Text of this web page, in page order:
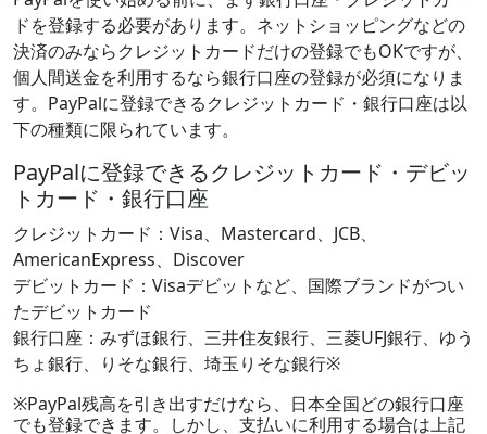
ドを登録する必要があります。ネットショッピングなどの
決済のみならクレジットカードだけの登録でもOKですが、
個人間送金を利用するなら銀行口座の登録が必須になりま
す。PayPalに登録できるクレジットカード・銀行口座は以
下の種類に限られています。
PayPalに登録できるクレジットカード・デビッ
トカード・銀行口座
クレジットカード：Visa、Mastercard、JCB、
AmericanExpress、Discover
デビットカード：Visaデビットなど、国際ブランドがつい
たデビットカード
銀行口座：みずほ銀行、三井住友銀行、三菱UFJ銀行、ゆう
ちょ銀行、りそな銀行、埼玉りそな銀行※
※PayPal残高を引き出すだけなら、日本全国どの銀行口座
でも登録できます。しかし、支払いに利用する場合は上記